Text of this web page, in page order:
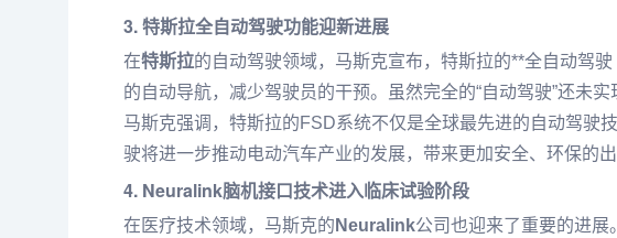
3. 特斯拉全自动驾驶功能迎新进展
在特斯拉的自动驾驶领域，马斯克宣布，特斯拉的**全自动驾
的自动导航，减少驾驶员的干预。虽然完全的“自动驾驶”还未
马斯克强调，特斯拉的FSD系统不仅是全球最先进的自动驾驶
驶将进一步推动电动汽车产业的发展，带来更加安全、环保的出
4. Neuralink脑机接口技术进入临床试验阶段
在医疗技术领域，马斯克的 Neuralink公司也迎来了重要的进